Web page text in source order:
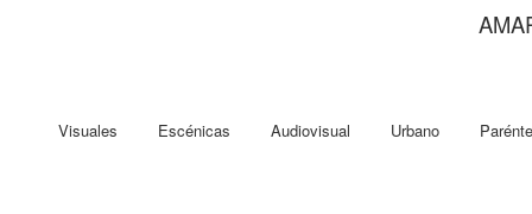
Visuales Escénicas Audiovisual Urbano